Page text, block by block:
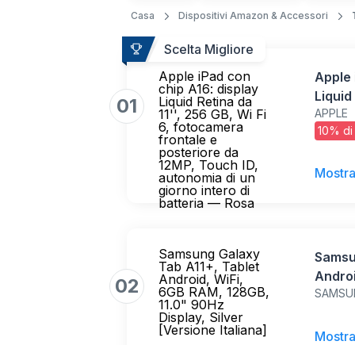
Casa Dispositivi Amazon & Accessori
Scelta Migliore
01
Apple iPad con
chip A16: display
Liquid Retina da
11'', 256 GB, Wi Fi
6, fotocamera
frontale e
posteriore da
12MP, Touch ID,
autonomia di un
giorno intero di
batteria — Rosa
APPLE
10%
Apple
Liquid
6,
da
02
Samsung Galaxy
Tab A11+, Tablet
Android, WiFi,
6GB RAM, 128GB,
11.0" 90Hz
Display, Silver
[Versione Italiana]
11.0"